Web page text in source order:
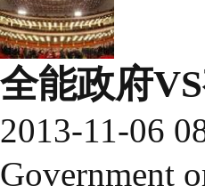
全能政府
2013-11-06
Government